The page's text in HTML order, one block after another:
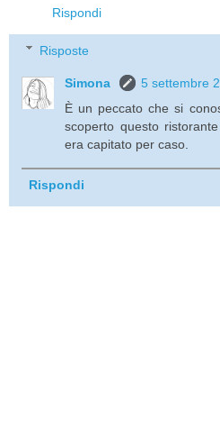
Rispondi
Risposte
Simona
5 settembre
È un peccato che si
scoperto questo
era capitato per caso.
Rispondi